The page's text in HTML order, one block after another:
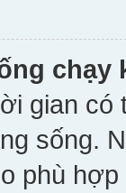
chạy
gian
sống.
phù